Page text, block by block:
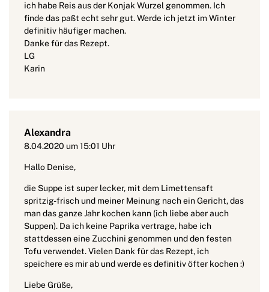
ich habe Reis aus der Konjak Wurzel genommen. Ich
finde das paßt echt sehr gut. Werde ich jetzt im Winter
definitiv häufiger machen.
Danke für das Rezept.
LG
Karin
Alexandra
8.04.2020 um 15:01 Uhr
Hallo Denise,
die Suppe ist super lecker, mit dem Limettensaft
spritzig-frisch und meiner Meinung nach ein Gericht, das
man das ganze Jahr kochen kann (ich liebe aber auch
Suppen). Da ich keine Paprika vertrage, habe ich
stattdessen eine Zucchini genommen und den festen
Tofu verwendet. Vielen Dank für das Rezept, ich
speichere es mir ab und werde es definitiv öfter kochen :)
Liebe Grüße,